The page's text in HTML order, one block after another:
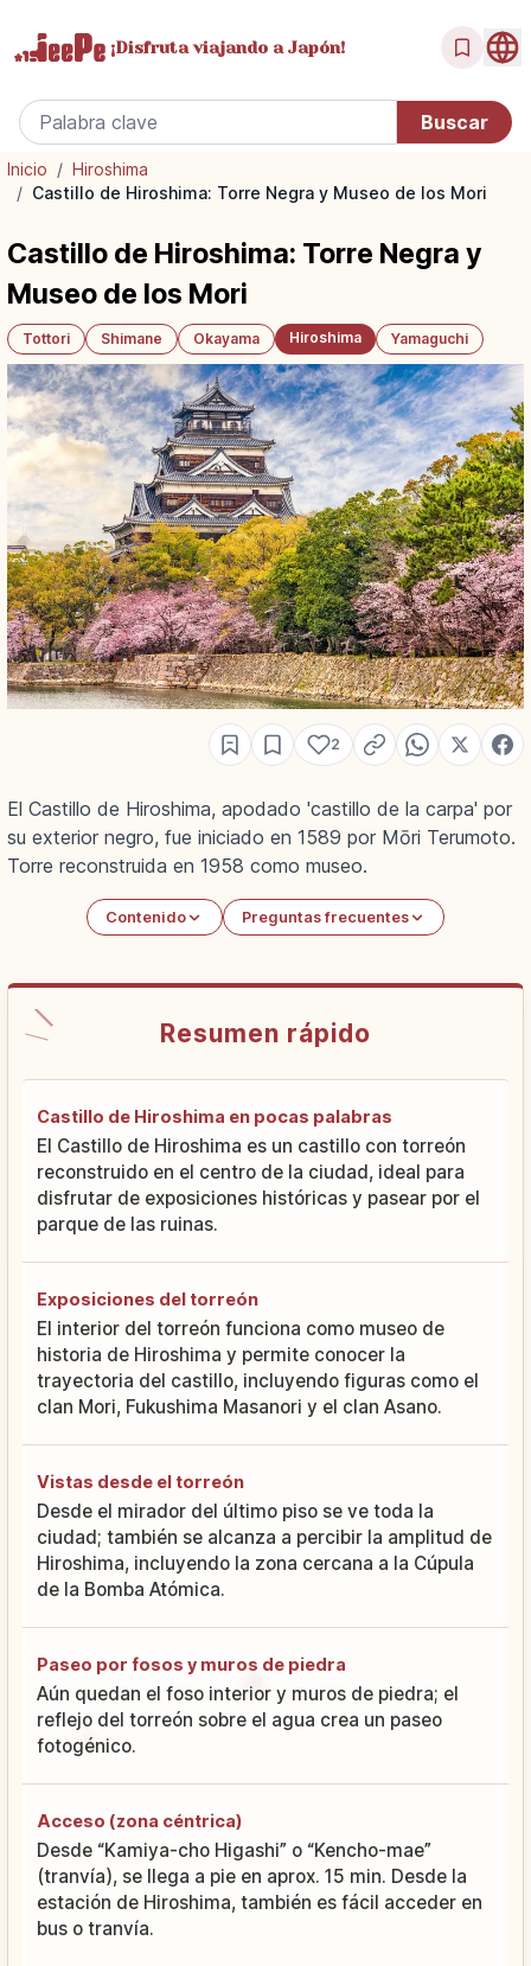
¡Disfrutaviajando a Japón!
Inicio / Hiroshima
/ Castillo de Hiroshima: Torre Negra y Museo de los Mori
Castillo de Hiroshima: Torre Negra y
Museo de los Mori
Tottori Shimane Okayama Hiroshima Yamaguchi
2
El Castillo de Hiroshima, apodado 'castillo de la carpa' por
su exterior negro, fue iniciado en 1589 por Mōri Terumoto.
Torre reconstruida en 1958 como museo.
Contenido Preguntas frecuentes
Resumen rápido
Castillo de Hiroshima en pocas palabras
El Castillo de Hiroshima es un castillo con torreón
reconstruido en el centro de la ciudad, ideal para
disfrutar de exposiciones históricas y pasear por el
parque de las ruinas.
Exposiciones del torreón
El interior del torreón funciona como museo de
historia de Hiroshima y permite conocer la
trayectoria del castillo, incluyendo figuras como el
clan Mori, Fukushima Masanori y el clan Asano.
Vistas desde el torreón
Desde el mirador del último piso se ve toda la
ciudad; también se alcanza a percibir la amplitud de
Hiroshima, incluyendo la zona cercana a la Cúpula
de la Bomba Atómica.
Paseo por fosos y muros de piedra
Aún quedan el foso interior y muros de piedra; el
reflejo del torreón sobre el agua crea un paseo
fotogénico.
Acceso (zona céntrica)
Desde “Kamiya-cho Higashi” o “Kencho-mae”
(tranvía), se llega a pie en aprox. 15 min. Desde la
estación de Hiroshima, también es fácil acceder en
bus o tranvía.